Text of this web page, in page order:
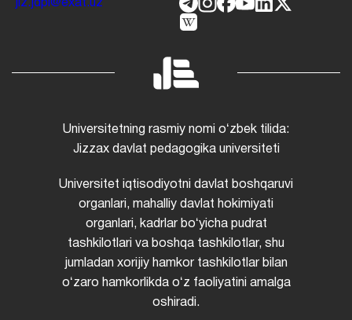
jiz.jdpi@exat.uz
Universitetning rasmiy nomi oʻzbek tilida:
Jizzax davlat pedagogika universiteti
Universitet iqtisodiyotni davlat boshqaruvi
organlari, mahalliy davlat hokimiyati
organlari, kadrlar boʻyicha pudrat
tashkilotlari va boshqa tashkilotlar, shu
jumladan xorijiy hamkor tashkilotlar bilan
oʻzaro hamkorlikda oʻz faoliyatini amalga
oshiradi.